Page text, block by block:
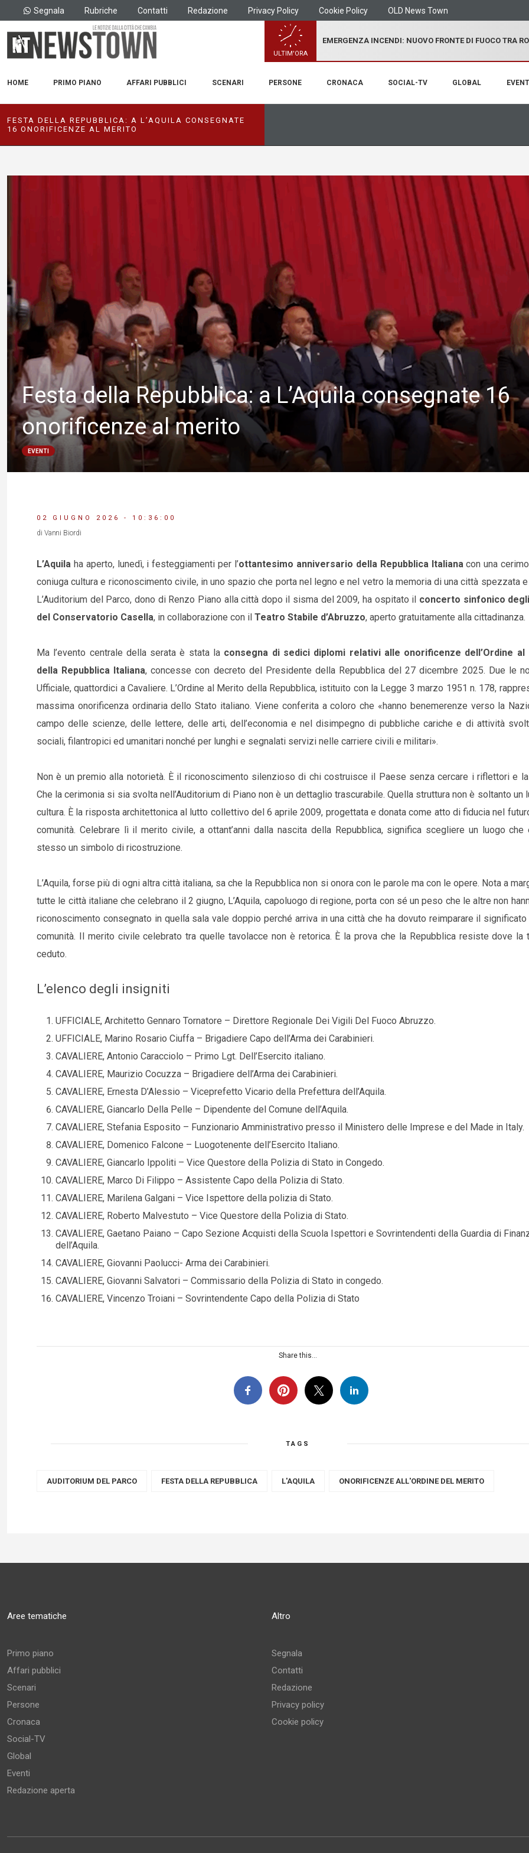
Segnala Rubriche Contatti Redazione Privacy Policy Cookie Policy OLD News Town
ULTIM'ORA
EMERGENZA INCENDI: NUOVO FRONTE DI FUOCO TRA
HOME PRIMO PIANO AFFARI PUBBLICI SCENARI PERSONE CRONACA SOCIAL-TV GLOBAL
FESTA DELLA REPUBBLICA: A L’AQUILA CONSEGNATE
16 ONORIFICENZE AL MERITO
Festa della Repubblica: a L’Aquila consegnate 16
onorificenze al merito
EVENTI
02 GIUGNO 2026 - 10:36:00
di Vanni Biordi
L’Aquila ha aperto, lunedì, i festeggiamenti per l’ottantesimo anniversario della Repubblica Italianacon una
coniuga cultura e riconoscimento civile, in uno spazio che porta nel legno e nel vetro la memoria di una città spezzata
L’Auditorium del Parco, dono di Renzo Piano alla città dopo il sisma del 2009, ha ospitato il concerto sinfonico
del Conservatorio Casella, in collaborazione con il Teatro Stabile d’Abruzzo, aperto gratuitamente alla cittadinanza.
Ma l’evento centrale della serata è stata la consegna di sedici diplomi relativi alle onorificenze dell’Ordine al
della Repubblica Italiana, concesse con decreto del Presidente della Repubblica del 27 dicembre 2025. Due le
Ufficiale, quattordici a Cavaliere. L’Ordine al Merito della Repubblica, istituito con la Legge 3 marzo 1951 n. 178,
massima onorificenza ordinaria dello Stato italiano. Viene conferita a coloro che «hanno benemerenze verso la
campo delle scienze, delle lettere, delle arti, dell’economia e nel disimpegno di pubbliche cariche e di attività
sociali, filantropici ed umanitari nonché per lunghi e segnalati servizi nelle carriere civili e militari».
Non è un premio alla notorietà. È il riconoscimento silenzioso di chi costruisce il Paese senza cercare i riflettori e
Che la cerimonia si sia svolta nell’Auditorium di Piano non è un dettaglio trascurabile. Quella struttura non è soltanto un
cultura. È la risposta architettonica al lutto collettivo del 6 aprile 2009, progettata e donata come atto di fiducia nel
comunità. Celebrare lì il merito civile, a ottant’anni dalla nascita della Repubblica, significa scegliere un luogo
stesso un simbolo di ricostruzione.
L’Aquila, forse più di ogni altra città italiana, sa che la Repubblica non si onora con le parole ma con le opere. Nota a
tutte le città italiane che celebrano il 2 giugno, L’Aquila, capoluogo di regione, porta con sé un peso che le altre non
riconoscimento consegnato in quella sala vale doppio perché arriva in una città che ha dovuto reimparare il
comunità. Il merito civile celebrato tra quelle tavolacce non è retorica. È la prova che la Repubblica resiste dove la
ceduto.
L’elenco degli insigniti
UFFICIALE, Architetto Gennaro Tornatore – Direttore Regionale Dei Vigili Del Fuoco Abruzzo.
UFFICIALE, Marino Rosario Ciuffa – Brigadiere Capo dell’Arma dei Carabinieri.
CAVALIERE, Antonio Caracciolo – Primo Lgt. Dell’Esercito italiano.
CAVALIERE, Maurizio Cocuzza – Brigadiere dell’Arma dei Carabinieri.
CAVALIERE, Ernesta D’Alessio – Viceprefetto Vicario della Prefettura dell’Aquila.
CAVALIERE, Giancarlo Della Pelle – Dipendente del Comune dell’Aquila.
CAVALIERE, Stefania Esposito – Funzionario Amministrativo presso il Ministero delle Imprese e del Made in Italy.
CAVALIERE, Domenico Falcone – Luogotenente dell’Esercito Italiano.
CAVALIERE, Giancarlo Ippoliti – Vice Questore della Polizia di Stato in Congedo.
CAVALIERE, Marco Di Filippo – Assistente Capo della Polizia di Stato.
CAVALIERE, Marilena Galgani – Vice Ispettore della polizia di Stato.
CAVALIERE, Roberto Malvestuto – Vice Questore della Polizia di Stato.
CAVALIERE, Gaetano Paiano – Capo Sezione Acquisti della Scuola Ispettori e Sovrintendenti della Guardia di
dell’Aquila.
CAVALIERE, Giovanni Paolucci- Arma dei Carabinieri.
CAVALIERE, Giovanni Salvatori – Commissario della Polizia di Stato in congedo.
CAVALIERE, Vincenzo Troiani – Sovrintendente Capo della Polizia di Stato
Share this...
TAGS
AUDITORIUM DEL PARCO FESTA DELLA REPUBBLICA L'AQUILA ONORIFICENZE ALL'ORDINE DEL MERITO
Aree tematiche
Primo piano
Affari pubblici
Scenari
Persone
Cronaca
Social-TV
Global
Eventi
Redazione aperta
Altro
Segnala
Contatti
Redazione
Privacy policy
Cookie policy